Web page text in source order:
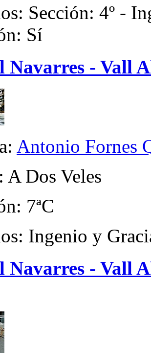
Sección: 4º -
Sí
Navarres - Vall
Antonio Fornes
A Dos Veles
7ªC
Ingenio y
Navarres - Vall